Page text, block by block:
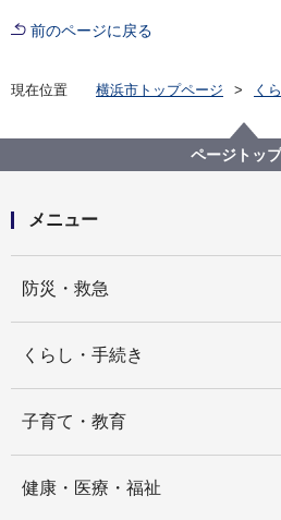
前のページに戻る
現在位置 横浜市トップページ
く
届出・証明（戸籍・住民票な
住居表示実施状況
横浜市の町名一覧（令和６
ページトッ
メニュー
防災・救急
くらし・手続き
子育て・教育
健康・医療・福祉